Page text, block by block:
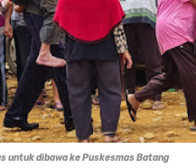
untuk dibawa ke Puskesmas Batang